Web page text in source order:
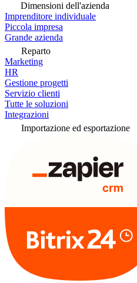
Dimensioni dell'azienda
Imprenditore individuale
Piccola impresa
Grande azienda
Reparto
Marketing
HR
Gestione progetti
Servizio clienti
Tutte le soluzioni
Integrazioni
Importazione ed esportazione